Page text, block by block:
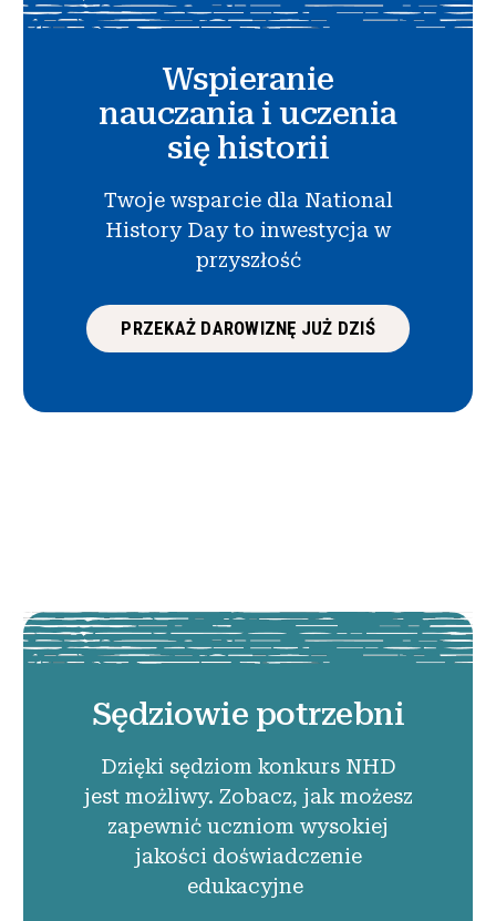
Wspieranie
nauczania i uczenia
się historii
Twoje wsparcie dla National
History Day to inwestycja w
przyszłość
PRZEKAŻ DAROWIZNĘ JUŻ DZIŚ
Sędziowie potrzebni
Dzięki sędziom konkurs NHD
jest możliwy. Zobacz, jak możesz
zapewnić uczniom wysokiej
jakości doświadczenie
edukacyjne